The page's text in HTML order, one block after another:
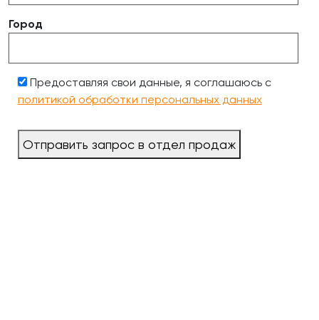
Город
Предоставляя свои данные, я соглашаюсь с
политикой обработки персональных данных
Отправить запрос в отдел продаж